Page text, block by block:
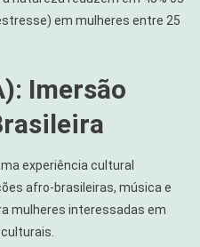
em mulheres entre 25
Imersão
experiência cultural
afro-brasileiras, música e
mulheres interessadas em